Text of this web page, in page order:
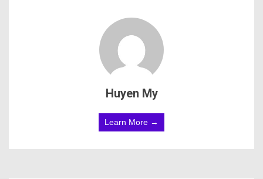
Huyen My
Learn More →